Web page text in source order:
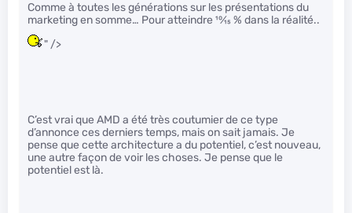
Comme à toutes les générations sur les présentations du
marketing en somme… Pour atteindre 10⁄15 % dans la réalité..
" />
C’est vrai que AMD a été très coutumier de ce type
d’annonce ces derniers temps, mais on sait jamais. Je
pense que cette architecture a du potentiel, c’est nouveau,
une autre façon de voir les choses. Je pense que le
potentiel est là.